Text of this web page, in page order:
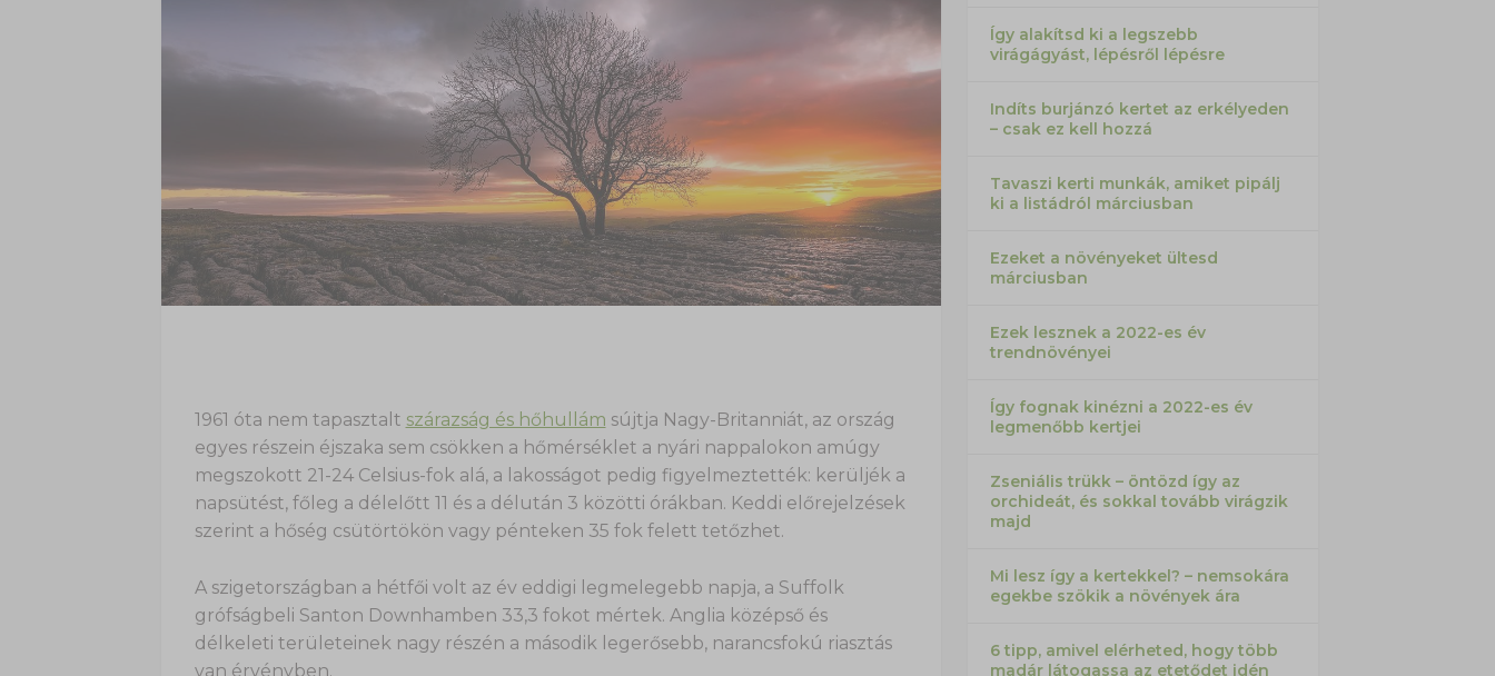
1961 óta nem tapasztalt szárazság és hőhullám sújtja Nagy-Britanniát, az ország
egyes részein éjszaka sem csökken a hőmérséklet a nyári nappalokon amúgy
megszokott 21-24 Celsius-fok alá, a lakosságot pedig figyelmeztették: kerüljék a
napsütést, főleg a délelőtt 11 és a délután 3 közötti órákban. Keddi előrejelzések
szerint a hőség csütörtökön vagy pénteken 35 fok felett tetőzhet.
A szigetországban a hétfői volt az év eddigi legmelegebb napja, a Suffolk
grófságbeli Santon Downhamben 33,3 fokot mértek. Anglia középső és
délkeleti területeinek nagy részén a második legerősebb, narancsfokú riasztás
van érvényben.
Így alakítsd ki a legszebb
virágágyást, lépésről lépésre
Indíts burjánzó kertet az erkélyeden
– csak ez kell hozzá
Tavaszi kerti munkák, amiket pipálj
ki a listádról márciusban
Ezeket a növényeket ültesd
márciusban
Ezek lesznek a 2022-es év
trendnövényei
Így fognak kinézni a 2022-es év
legmenőbb kertjei
Zseniális trükk – öntözd így az
orchideát, és sokkal tovább virágzik
majd
Mi lesz így a kertekkel? – nemsokára
egekbe szökik a növények ára
6 tipp, amivel elérheted, hogy több
madár látogassa az etetődet idén